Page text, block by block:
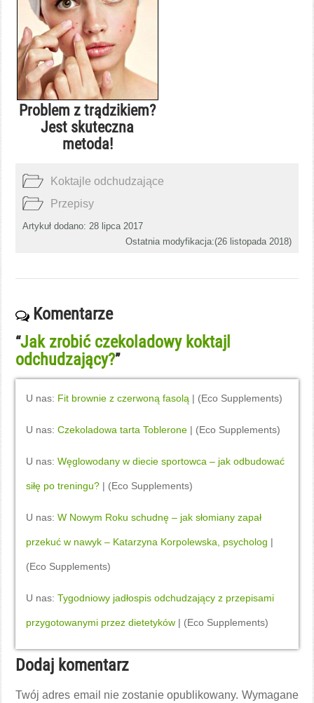
Problem z trądzikiem?
Jest skuteczna
metoda!
Koktajle odchudzające
Przepisy
Artykuł dodano: 28 lipca 2017
Ostatnia modyfikacja:(26 listopada 2018)
Komentarze
“Jak zrobić czekoladowy koktajl
odchudzający?”
U nas: Fit brownie z czerwoną fasolą | (Eco Supplements)
U nas:Czekoladowa tarta Toblerone | (Eco Supplements)
U nas:Węglowodany w diecie sportowca – jak odbudować
siłę po treningu? | (Eco Supplements)
U nas:W Nowym Roku schudnę – jak słomiany zapał
przekuć w nawyk – Katarzyna Korpolewska, psycholog |
(Eco Supplements)
U nas:Tygodniowy jadłospis odchudzający z przepisami
przygotowanymi przez dietetyków | (Eco Supplements)
Dodaj komentarz
Twój adres email nie zostanie opublikowany. Wymagane